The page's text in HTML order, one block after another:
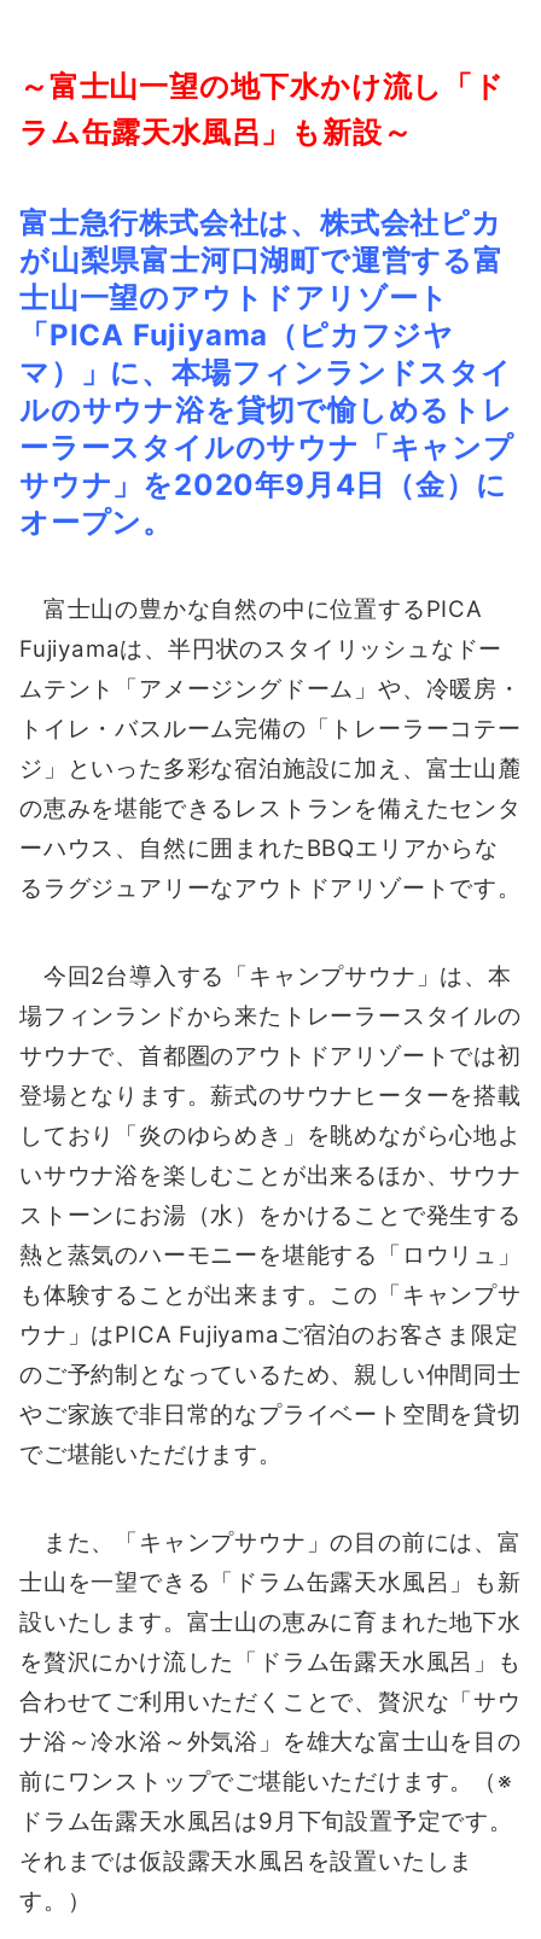
～富士山一望の地下水かけ流し「ド
ラム缶露天水風呂」も新設～
富士急行株式会社は、株式会社ピカ
が山梨県富士河口湖町で運営する富
士山一望のアウトドアリゾート
「PICA Fujiyama（ピカフジヤ
マ）」に、本場フィンランドスタイ
ルのサウナ浴を貸切で愉しめるトレ
ーラースタイルのサウナ「キャンプ
サウナ」を2020年9月4日（金）に
オープン。
富士山の豊かな自然の中に位置するPICA
Fujiyamaは、半円状のスタイリッシュなドー
ムテント「アメージングドーム」や、冷暖房・
トイレ・バスルーム完備の「トレーラーコテー
ジ」といった多彩な宿泊施設に加え、富士山麓
の恵みを堪能できるレストランを備えたセンタ
ーハウス、自然に囲まれたBBQエリアからな
るラグジュアリーなアウトドアリゾートです。
今回2台導入する「キャンプサウナ」は、本
場フィンランドから来たトレーラースタイルの
サウナで、首都圏のアウトドアリゾートでは初
登場となります。薪式のサウナヒーターを搭載
しており「炎のゆらめき」を眺めながら心地よ
いサウナ浴を楽しむことが出来るほか、サウナ
ストーンにお湯（水）をかけることで発生する
熱と蒸気のハーモニーを堪能する「ロウリュ」
も体験することが出来ます。この「キャンプサ
ウナ」はPICA Fujiyamaご宿泊のお客さま限定
のご予約制となっているため、親しい仲間同士
やご家族で非日常的なプライベート空間を貸切
でご堪能いただけます。
また、「キャンプサウナ」の目の前には、富
士山を一望できる「ドラム缶露天水風呂」も新
設いたします。富士山の恵みに育まれた地下水
を贅沢にかけ流した「ドラム缶露天水風呂」も
合わせてご利用いただくことで、贅沢な「サウ
ナ浴～冷水浴～外気浴」を雄大な富士山を目の
前にワンストップでご堪能いただけます。（※
ドラム缶露天水風呂は9月下旬設置予定です。
それまでは仮設露天水風呂を設置いたしま
す。）